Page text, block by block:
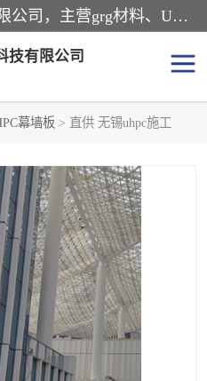
广东饰纪上品建材科技有限公司，主营grg材料、UHPC板、grc构件、uhpc幕墙板、grg厂家、grc厂家、uhpc厂家、GRG吊顶、grg石膏板、grg构件、外墙grc线条、grg造型、grg材料定制，uhpc高性能混凝土，uhpc构件，uhpc镂空挂板，grg材料生产厂家，广东grg厂家，广东grc厂家，联系方式*，2万平厂房，如果您对我公司的产品服务感兴趣，请联系我们。
技有限公司
幕墙板 > 直供 无锡uhpc施工
发泡陶瓷装饰构件
GRC厂家
GRG材料生产厂家
GRC树池坐凳